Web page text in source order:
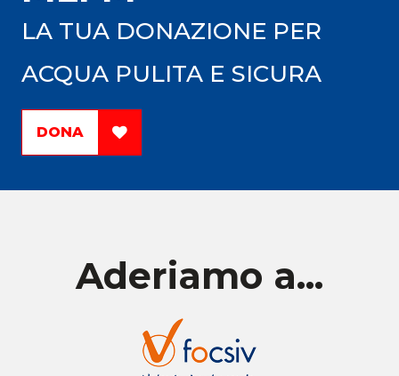
LA TUA DONAZIONE PER
ACQUA PULITA E SICURA
DONA
Aderiamo a...